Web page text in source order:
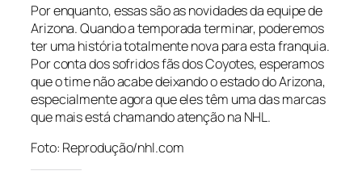
Por enquanto, essas são as novidades da equipe de
Arizona. Quando a temporada terminar, poderemos
ter uma história totalmente nova para esta franquia.
Por conta dos sofridos fãs dos Coyotes, esperamos
que o time não acabe deixando o estado do Arizona,
especialmente agora que eles têm uma das marcas
que mais está chamando atenção na NHL.
Foto: Reprodução/nhl.com